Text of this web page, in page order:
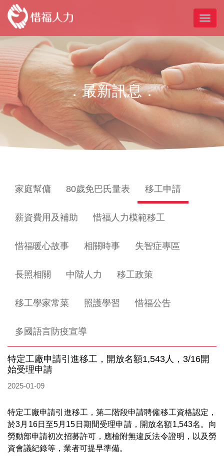
．最新訊息．
家庭幫傭 80歲免巴氏量表 移工申請
薪資費用及補助 惜福人力模範移工
惜福暖心故事 相關時事 失智症專區
長照相關 中階人力 移工政策
移工學家常菜 照護學習 惜福公告
多國語言防疫宣導
特定工廠申請引進移工，開放名額1,543人，3/16開
始受理申請
2025-01-09
特定工廠申請引進移工，第二階段申請聘僱移工資格認定，
於3月16日至5月15日期間受理申請，開放名額1,543名。向
勞動部申請初次招募許可，應檢附無違反法令證明，以及勞
資會議紀錄等，業者可提早準備。